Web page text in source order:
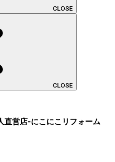
CLOSE
CLOSE
直営店-にこにこリフォーム